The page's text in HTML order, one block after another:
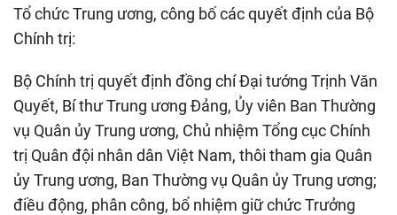
Tổ chức Trung ương, công bố các quyết định của Bộ
Chính trị:
Bộ Chính trị quyết định đồng chí Đại tướng Trịnh Văn
Quyết, Bí thư Trung ương Đảng, Ủy viên Ban Thường
vụ Quân ủy Trung ương, Chủ nhiệm Tổng cục Chính
trị Quân đội nhân dân Việt Nam, thôi tham gia Quân
ủy Trung ương, Ban Thường vụ Quân ủy Trung ương;
điều động, phân công, bổ nhiệm giữ chức Trưởng